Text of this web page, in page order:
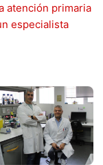
atención primaria
especialista